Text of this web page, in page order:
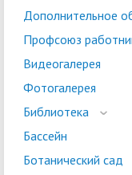
Дополнительное
Профсоюз
Видеогалерея
Фотогалерея
Библиотека
Бассейн
Ботанический сад